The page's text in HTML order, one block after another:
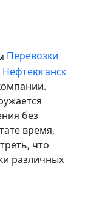
Перевозки
без
время,
что
различных